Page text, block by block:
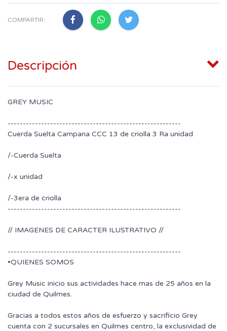
COMPARTIR:
Descripción
GREY MUSIC
---------------------------------------------------------
Cuerda Suelta Campana CCC 13 de criolla 3 Ra unidad
/-Cuerda Suelta
/-x unidad
/-3era de criolla
---------------------------------------------------------
// IMAGENES DE CARACTER ILUSTRATIVO //
---------------------------------------------------------
•QUIENES SOMOS
Grey Music inicio sus actividades hace mas de 25 años en la
ciudad de Quilmes.
Gracias a todos estos años de esfuerzo y sacrificio Grey
cuenta con 2 sucursales en Quilmes centro, la exclusividad de